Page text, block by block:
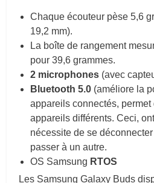
Chaque écouteur pèse 5,6
19,2 mm).
La boîte de rangement
pour 39,6 grammes.
2 microphones (avec
Bluetooth 5.0 (améliore la
appareils connectés, permet
appareils différents. Ceci,
nécessite de se
passer à un autre.
OS Samsung RTOS
Les Samsung Galaxy Buds